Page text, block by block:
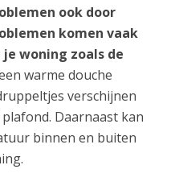
ook door
komen vaak
woning zoals de
warme douche
verschijnen
Daarnaast kan
binnen en buiten